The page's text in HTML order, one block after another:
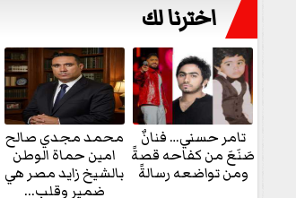
اخترنا لك
تامر حسني… فنانٌ
صَنَعَ من كفاحه قصةً
ومن تواضعه رسالةً
محمد مجدي صالح
امين حماة الوطن
بالشيخ زايد مصر هي
ضمير وقلب...